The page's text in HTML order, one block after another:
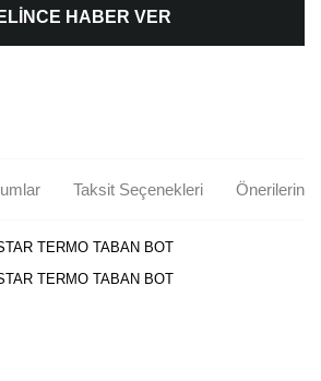
HABER VER
Taksit Seçenekleri Önerileriniz
TERMO TABAN BOT
TERMO TABAN BOT